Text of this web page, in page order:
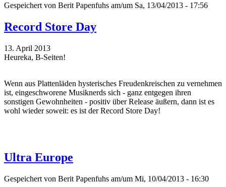
Gespeichert von Berit Papenfuhs am/um Sa, 13/04/2013 - 17:56
Record Store Day
13. April 2013
Heureka, B-Seiten!
Wenn aus Plattenläden hysterisches Freudenkreischen zu vernehmen
ist, eingeschworene Musiknerds sich - ganz entgegen ihren
sonstigen Gewohnheiten - positiv über Release äußern, dann ist es
wohl wieder soweit: es ist der Record Store Day!
Ultra Europe
Gespeichert von Berit Papenfuhs am/um Mi, 10/04/2013 - 16:30